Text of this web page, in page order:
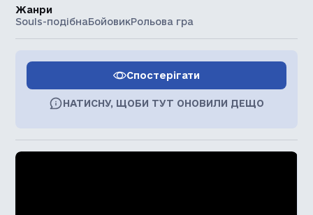
Жанри
Souls-подібнаБойовикРольова гра
Спостерігати
НАТИСНУ, ЩОБИ ТУТ ОНОВИЛИ ДЕЩО